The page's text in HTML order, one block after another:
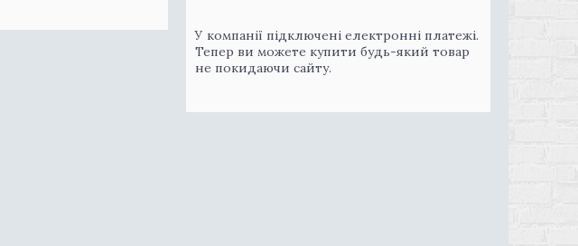
У компанії підключені електронні платежі.
Тепер ви можете купити будь-який товар
не покидаючи сайту.